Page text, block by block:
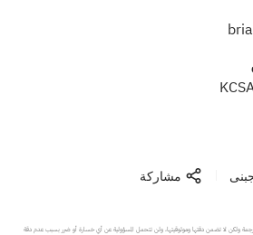
مشاركة
ولكن لا تضمن دقتها وموثوقيتها، ولن تتحمل المسؤولية عن أي خسارة أو ضرر بسبب عدم دقة